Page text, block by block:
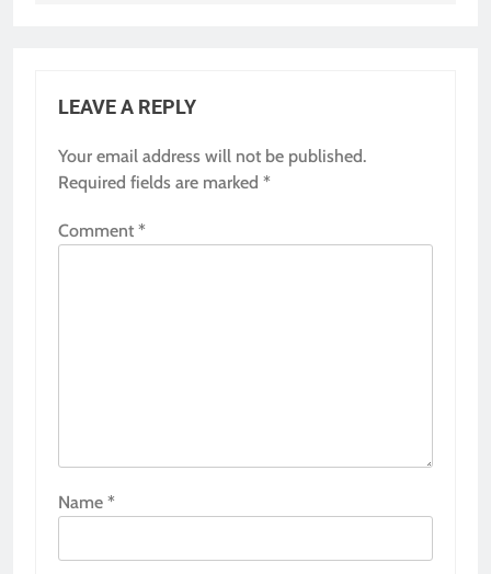
LEAVE A REPLY
Your email address will not be published.
Required fields are marked *
Comment *
Name *